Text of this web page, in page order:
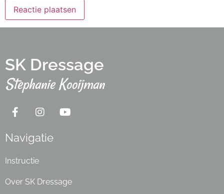
SK Dressage
Stephanie Kooijman
Navigatie
Instructie
Over SK Dressage